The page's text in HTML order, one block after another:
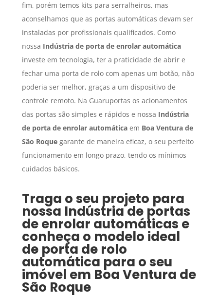
fim, porém temos kits para serralheiros, mas
aconselhamos que as portas automáticas devam ser
instaladas por profissionais qualificados. Como
nossa Indústria de porta de enrolar automática
investe em tecnologia, ter a praticidade de abrir e
fechar uma porta de rolo com apenas um botão, não
poderia ser melhor, graças a um dispositivo de
controle remoto. Na Guaruportas os acionamentos
das portas são simples e rápidos e nossa Indústria
de porta de enrolar automáticaem Boa Ventura de
São Roquegarante de maneira eficaz, o seu perfeito
funcionamento em longo prazo, tendo os mínimos
cuidados básicos.
Traga o seu projeto para
nossa Indústria de portas
de enrolar automáticas e
conheça o modelo ideal
de porta de rolo
automática para o seu
imóvel em Boa Ventura de
São Roque